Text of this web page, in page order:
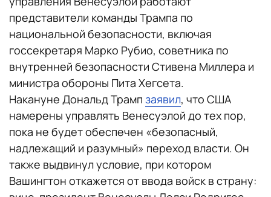
представители команды Трампа по
национальной безопасности, включая
госсекретаря Марко Рубио, советника по
внутренней безопасности Стивена Миллера и
министра обороны Пита Хегсета.
Накануне Дональд Трамп заявил, что США
намерены управлять Венесуэлой до тех пор,
пока не будет обеспечен «безопасный,
надлежащий и разумный» переход власти. Он
также выдвинул условие, при котором
Вашингтон откажется от ввода войск в страну: